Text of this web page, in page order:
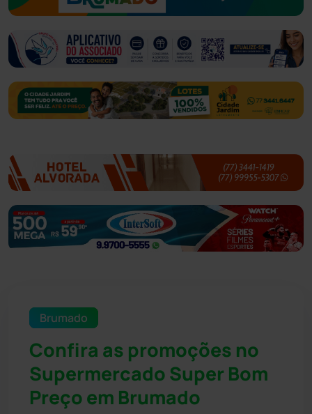
Brumado
Confira as promoções no
Supermercado Super Bom
Preço em Brumado